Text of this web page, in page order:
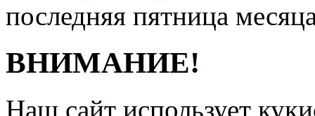
последняя пятница
ВНИМАНИЕ!
Наш сайт использует